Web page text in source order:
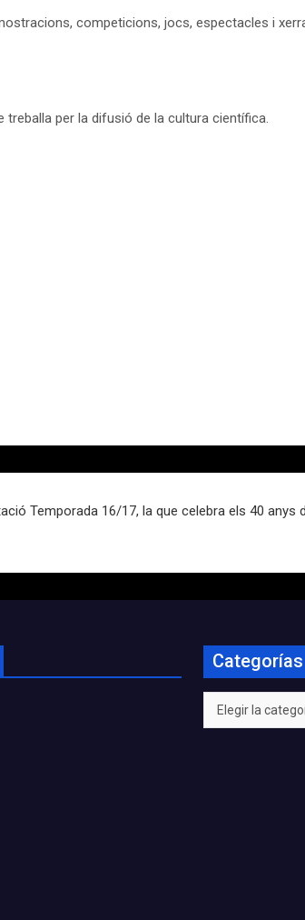
competicions, jocs, espectacles i
treballa per la difusió de la cultura científica.
Temporada 16/17, la que celebra els 40 anys
Categorías
Categorías